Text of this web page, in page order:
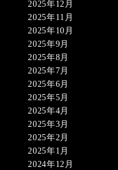
2025年12月
2025年11月
2025年10月
2025年9月
2025年8月
2025年7月
2025年6月
2025年5月
2025年4月
2025年3月
2025年2月
2025年1月
2024年12月